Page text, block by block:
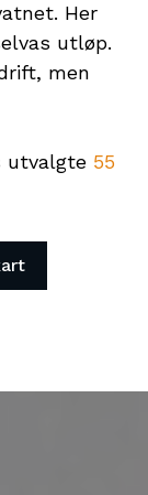
Her
utløp.
men
utvalgte 55